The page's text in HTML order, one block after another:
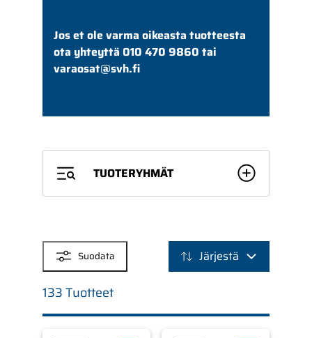
Jos et ole varma oikeasta tuotteesta
ota yhteyttä 010 470 9860 tai
varaosat@svh.fi
TUOTERYHMÄT
Suodata Järjestä
133 Tuotteet